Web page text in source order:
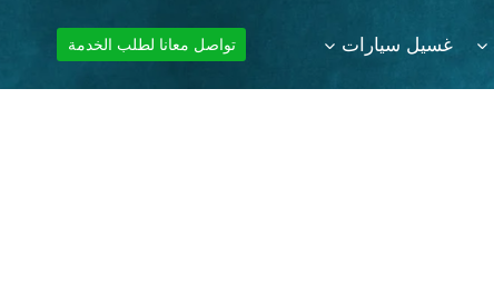
غسيل سيارات تواصل معانا لطلب الخدمة